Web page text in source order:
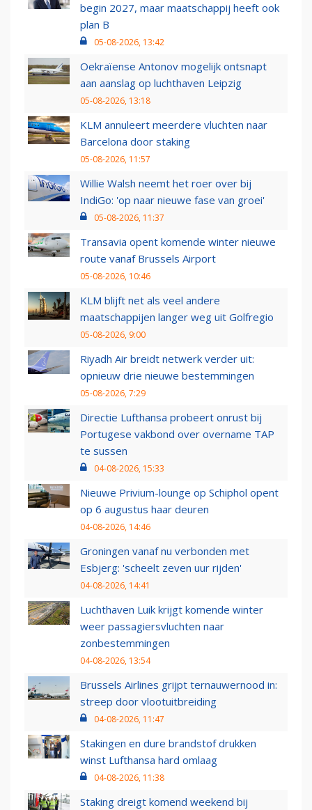
begin 2027, maar maatschappij heeft ook
plan B
05-08-2026, 13:42
Oekraïense Antonov mogelijk ontsnapt
aan aanslag op luchthaven Leipzig
05-08-2026, 13:18
KLM annuleert meerdere vluchten naar
Barcelona door staking
05-08-2026, 11:57
Willie Walsh neemt het roer over bij
IndiGo: 'op naar nieuwe fase van groei'
05-08-2026, 11:37
Transavia opent komende winter nieuwe
route vanaf Brussels Airport
05-08-2026, 10:46
KLM blijft net als veel andere
maatschappijen langer weg uit Golfregio
05-08-2026, 9:00
Riyadh Air breidt netwerk verder uit:
opnieuw drie nieuwe bestemmingen
05-08-2026, 7:29
Directie Lufthansa probeert onrust bij
Portugese vakbond over overname TAP
te sussen
04-08-2026, 15:33
Nieuwe Privium-lounge op Schiphol opent
op 6 augustus haar deuren
04-08-2026, 14:46
Groningen vanaf nu verbonden met
Esbjerg: 'scheelt zeven uur rijden'
04-08-2026, 14:41
Luchthaven Luik krijgt komende winter
weer passagiersvluchten naar
zonbestemmingen
04-08-2026, 13:54
Brussels Airlines grijpt ternauwernood in:
streep door vlootuitbreiding
04-08-2026, 11:47
Stakingen en dure brandstof drukken
winst Lufthansa hard omlaag
04-08-2026, 11:38
Staking dreigt komend weekend bij